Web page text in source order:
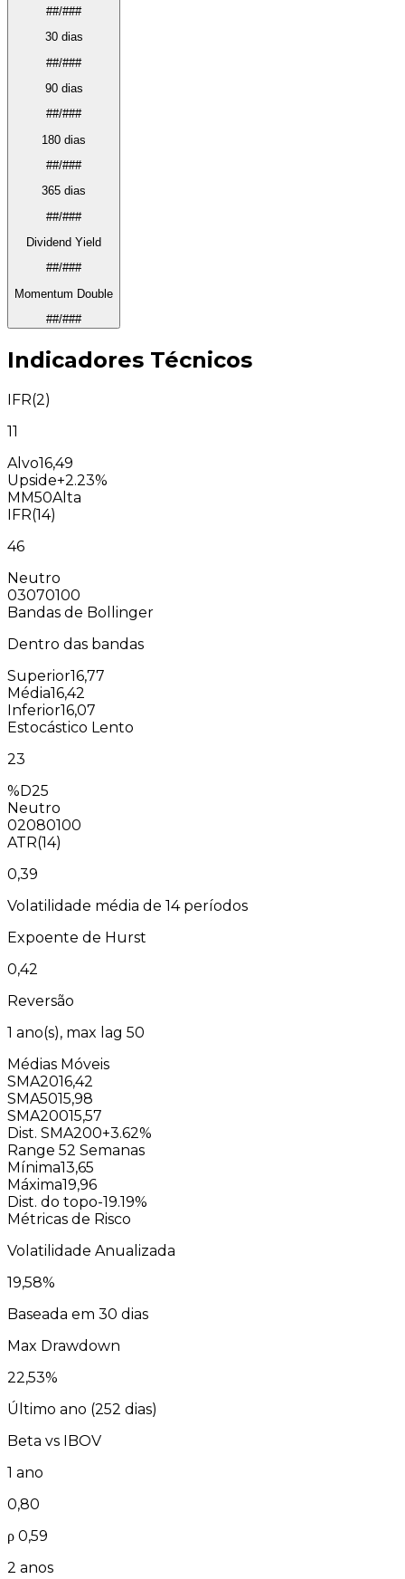
##/###
30 dias
##/###
90 dias
##/###
180 dias
##/###
365 dias
##/###
Dividend Yield
##/###
Momentum Double
##/###
Indicadores Técnicos
IFR(2)
11
Alvo16,49
Upside+2.23%
MM50Alta
IFR(14)
46
Neutro
03070100
Bandas de Bollinger
Dentro das bandas
Superior16,77
Média16,42
Inferior16,07
Estocástico Lento
23
%D25
Neutro
02080100
ATR(14)
0,39
Volatilidade média de 14 períodos
Expoente de Hurst
0,42
Reversão
1 ano(s), max lag 50
Médias Móveis
SMA2016,42
SMA5015,98
SMA20015,57
Dist. SMA200+3.62%
Range 52 Semanas
Mínima13,65
Máxima19,96
Dist. do topo-19.19%
Métricas de Risco
Volatilidade Anualizada
19,58%
Baseada em 30 dias
Max Drawdown
22,53%
Último ano (252 dias)
Beta vs IBOV
1 ano
0,80
ρ 0,59
2 anos